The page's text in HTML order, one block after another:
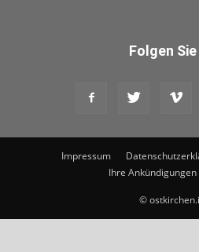
Folgen
Impressum
Ihre Ankündigungen
©